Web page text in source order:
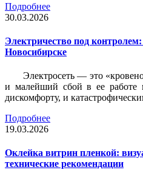
Подробнее
30.03.2026
Электричество под
Новосибирске
Электросеть — это
и малейший сбой в ее работе
дискомфорту, и
Подробнее
19.03.2026
Оклейка витрин пленкой:
технические рекомендации